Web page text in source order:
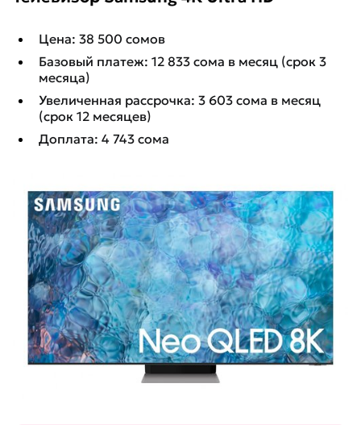
Цена: 38 500 сомов
Базовый платеж: 12 833 сома в месяц (срок 3
месяца)
Увеличенная рассрочка: 3 603 сома в месяц
(срок 12 месяцев)
Доплата: 4 743 сома